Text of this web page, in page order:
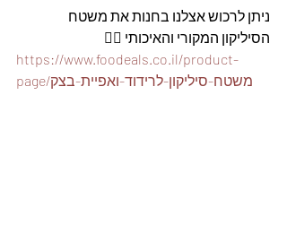
ניתן לרכוש אצלנו בחנות את משטח
הסיליקון המקורי והאיכותי 👇🏽
https://www.foodeals.co.il/product-
page/משטח-סיליקון-לרידוד-ואפיית-בצק